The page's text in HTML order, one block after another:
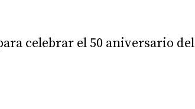
celebrar el 50 aniversario del